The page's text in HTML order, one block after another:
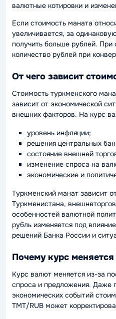
валютные котировки и
Если стоимость маната
увеличивается, за
получить больше рублей.
количество рублей при
От чего зависит
Стоимость туркменского
зависит от экономической
внешних факторов. На курс
уровень инфляции;
решения центральных
состояние внешней
изменение спроса на
экономические и
Туркменский манат зависит
Туркменистана,
особенностей валютной
рубль изменяется под
решений Банка России и
Почему курс меняется
Курс валют меняется из-за
спроса и предложения. Даже
экономических событий
TMT/RUB может